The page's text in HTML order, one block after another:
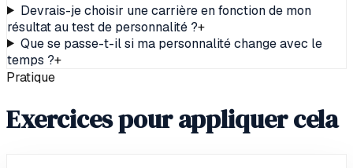
Devrais-je choisir une carrière en fonction de mon
résultat au test de personnalité ?+
Que se passe-t-il si ma personnalité change avec le
temps ?+
Pratique
Exercices pour appliquer cela